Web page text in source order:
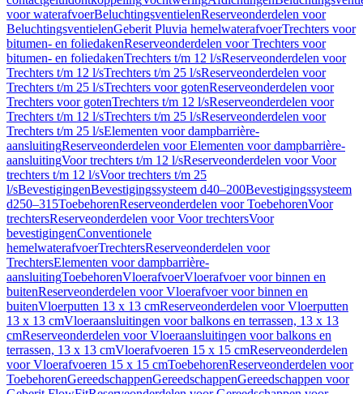
voor waterafvoerBeluchtingsventielenReserveonderdelen voor
BeluchtingsventielenGeberit Pluvia hemelwaterafvoerTrechters voor
bitumen- en foliedakenReserveonderdelen voor Trechters voor
bitumen- en foliedakenTrechters t/m 12 l/sReserveonderdelen voor
Trechters t/m 12 l/sTrechters t/m 25 l/sReserveonderdelen voor
Trechters t/m 25 l/sTrechters voor gotenReserveonderdelen voor
Trechters voor gotenTrechters t/m 12 l/sReserveonderdelen voor
Trechters t/m 12 l/sTrechters t/m 25 l/sReserveonderdelen voor
Trechters t/m 25 l/sElementen voor dampbarrière-
aansluitingReserveonderdelen voor Elementen voor dampbarrière-
aansluitingVoor trechters t/m 12 l/sReserveonderdelen voor Voor
trechters t/m 12 l/sVoor trechters t/m 25
l/sBevestigingenBevestigingssysteem d40–200Bevestigingssysteem
d250–315ToebehorenReserveonderdelen voor ToebehorenVoor
trechtersReserveonderdelen voor Voor trechtersVoor
bevestigingenConventionele
hemelwaterafvoerTrechtersReserveonderdelen voor
TrechtersElementen voor dampbarrière-
aansluitingToebehorenVloerafvoerVloerafvoer voor binnen en
buitenReserveonderdelen voor Vloerafvoer voor binnen en
buitenVloerputten 13 x 13 cmReserveonderdelen voor Vloerputten
13 x 13 cmVloeraansluitingen voor balkons en terrassen, 13 x 13
cmReserveonderdelen voor Vloeraansluitingen voor balkons en
terrassen, 13 x 13 cmVloerafvoeren 15 x 15 cmReserveonderdelen
voor Vloerafvoeren 15 x 15 cmToebehorenReserveonderdelen voor
ToebehorenGereedschappenGereedschappenGereedschappen voor